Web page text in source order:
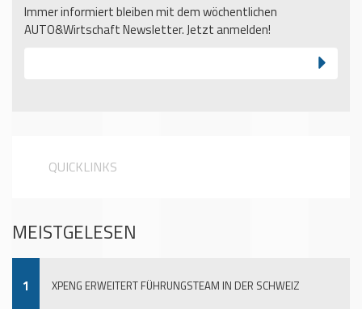
Immer informiert bleiben mit dem wöchentlichen
AUTO&Wirtschaft Newsletter. Jetzt anmelden!
QUICKLINKS
MEISTGELESEN
1 XPENG ERWEITERT FÜHRUNGSTEAM IN DER SCHWEIZ